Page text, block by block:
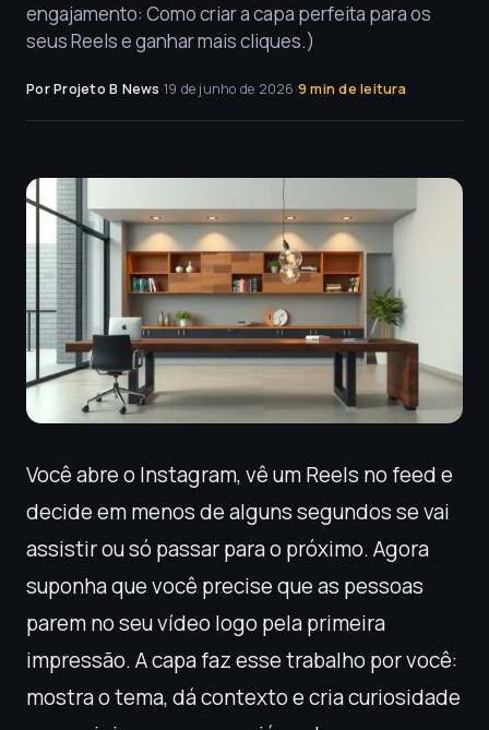
engajamento: Como criar a capa perfeita para os
seus Reels e ganhar mais cliques.)
Por Projeto B News·19 de junho de 2026·9 min de leitura
Você abre o Instagram, vê um Reels no feed e
decide em menos de alguns segundos se vai
assistir ou só passar para o próximo. Agora
suponha que você precise que as pessoas
parem no seu vídeo logo pela primeira
impressão. A capa faz esse trabalho por você:
mostra o tema, dá contexto e cria curiosidade